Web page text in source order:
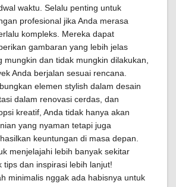
waktu. Selalu penting untuk
profesional jika Anda merasa
kompleks. Mereka dapat
gambaran yang lebih jelas
mungkin dan tidak mungkin dilakukan,
Anda berjalan sesuai rencana.
elemen stylish dalam desain
dalam renovasi cerdas, dan
kreatif, Anda tidak hanya akan
yang nyaman tetapi juga
keuntungan di masa depan.
menjelajahi lebih banyak sekitar
tips dan inspirasi lebih lanjut!
minimalis nggak ada habisnya untuk